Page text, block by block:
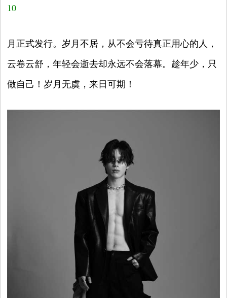
10
月正式发行。岁月不居，从不会亏待真正用心的人，
云卷云舒，年轻会逝去却永远不会落幕。趁年少，只
做自己！岁月无虞，来日可期！